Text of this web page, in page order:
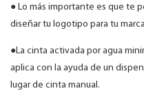
● Lo más importante es que te
diseñar tu logotipo para tu
●La cinta activada por agua
aplica con la ayuda de un
lugar de cinta manual.